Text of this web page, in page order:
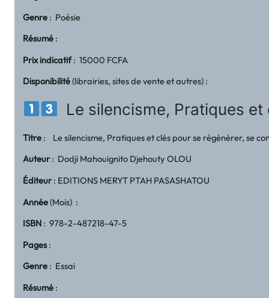
Genre : Poésie
Résumé :
Prix indicatif: 15000 FCFA
Disponibilité(librairies, sites de vente et autres) :
Le silencisme, Pratiques
Titre : Le silencisme, Pratiques et clés pour se régénérer, se
Auteur: Dodji Mahouignito Djehouty OLOU
Éditeur: EDITIONS MERYT PTAH PASASHATOU
Année(Mois) :
ISBN : 978-2-487218-47-5
Pages:
Genre : Essai
Résumé :